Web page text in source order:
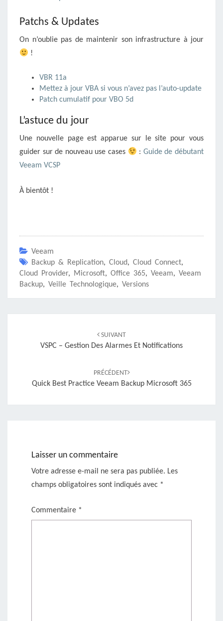
Patchs & Updates
On n’oublie pas de maintenir son infrastructure à jour
!
VBR 11a
Mettez à jour VBA si vous n’avez pas l’auto-update
Patch cumulatif pour VBO 5d
L’astuce du jour
Une nouvelle page est apparue sur le site pour vous
guider sur de nouveau use cases
: Guide de débutant
Veeam VCSP
À bientôt !
Veeam
Backup & Replication, Cloud, Cloud Connect,
Cloud Provider, Microsoft, Office 365, Veeam, Veeam
Backup, Veille Technologique, Versions
SUIVANT
VSPC – Gestion Des Alarmes Et Notifications
PRÉCÉDENT
Quick Best Practice Veeam Backup Microsoft 365
Laisser un commentaire
Votre adresse e-mail ne sera pas publiée. Les
champs obligatoires sont indiqués avec *
Commentaire *